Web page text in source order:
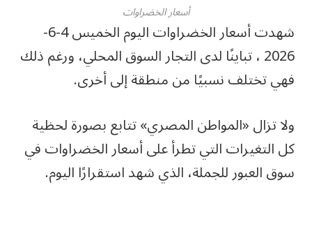
أسعار الخضراوات
شهدت أسعار الخضراوات اليوم الخميس 4-6-
2026 ، تباينًا لدى التجار السوق المحلي، ورغم ذلك
فهي تختلف نسبيًا من منطقة إلى أخرى.
ولا تزال «المواطن المصري» تتابع بصورة لحظية
كل التغيرات التي تطرأ على أسعار الخضراوات في
سوق العبور للجملة، الذي شهد استقرارًا اليوم.